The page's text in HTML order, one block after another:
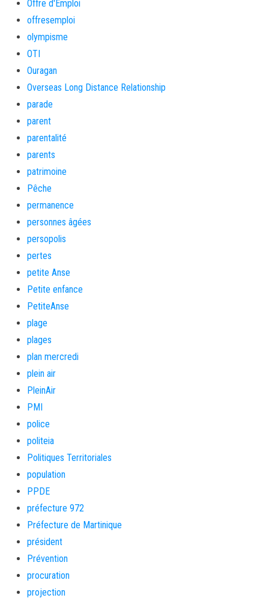
Offre d'Emploi
offresemploi
olympisme
OTI
Ouragan
Overseas Long Distance Relationship
parade
parent
parentalité
parents
patrimoine
Pêche
permanence
personnes âgées
persopolis
pertes
petite Anse
Petite enfance
PetiteAnse
plage
plages
plan mercredi
plein air
PleinAir
PMI
police
politeia
Politiques Territoriales
population
PPDE
préfecture 972
Préfecture de Martinique
président
Prévention
procuration
projection